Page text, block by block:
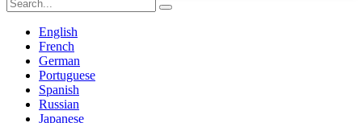
English
French
German
Portuguese
Spanish
Russian
Japanese